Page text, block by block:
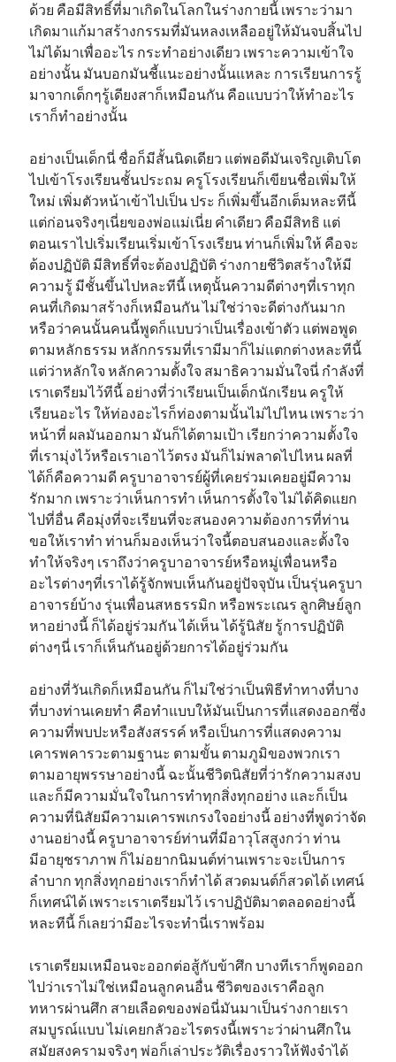
ด้วย คือมีสิทธิ์ที่มาเกิดในโลกในร่างกายนี้ เพราะว่ามา
เกิดมาแก้มาสร้างกรรมที่มันหลงเหลืออยู่ให้มันจบสิ้นไป
ไม่ได้มาเพื่ออะไร กระทำอย่างเดียว เพราะความเข้าใจ
อย่างนั้น มันบอกมันชี้แนะอย่างนั้นแหละ การเรียนการรู้
มาจากเด็กๆรู้เดียงสาก็เหมือนกัน คือแบบว่าให้ทำอะไร
เราก็ทำอย่างนั้น
อย่างเป็นเด็กนี่ ชื่อก็มีสั้นนิดเดียว แต่พอดีมันเจริญเติบโต
ไปเข้าโรงเรียนชั้นประถม ครูโรงเรียนก็เขียนชื่อเพิ่มให้
ใหม่ เพิ่มตัวหน้าเข้าไปเป็น ประ ก็เพิ่มขึ้นอีกเต็มหละทีนี้
แต่ก่อนจริงๆเนี่ยของพ่อแม่เนี่ย คำเดียว คือมีสิทธิ แต่
ตอนเราไปเริ่มเรียนเริ่มเข้าโรงเรียน ท่านก็เพิ่มให้ คือจะ
ต้องปฏิบัติ มีสิทธิ์ที่จะต้องปฏิบัติ ร่างกายชีวิตสร้างให้มี
ความรู้ มีชั้นขึ้นไปหละทีนี้ เหตุนั้นความดีต่างๆที่เราทุก
คนที่เกิดมาสร้างก็เหมือนกัน ไม่ใช่ว่าจะดีต่างกันมาก
หรือว่าคนนั้นคนนี้พูดก็แบบว่าเป็นเรื่องเข้าตัว แต่พอพูด
ตามหลักธรรม หลักกรรมที่เรามีมาก็ไม่แตกต่างหละทีนี้
แต่ว่าหลักใจ หลักความตั้งใจ สมาธิความมั่นใจนี่ กำลังที่
เราเตรียมไว้ทีนี้ อย่างที่ว่าเรียนเป็นเด็กนักเรียน ครูให้
เรียนอะไร ให้ท่องอะไรก็ท่องตามนั้นไม่ไปไหน เพราะว่า
หน้าที่ ผลมันออกมา มันก็ได้ตามเป้า เรียกว่าความตั้งใจ
ที่เรามุ่งไว้หรือเราเอาไว้ตรง มันก็ไม่พลาดไปไหน ผลที่
ได้ก็คือความดี ครูบาอาจารย์ผู้ที่เคยร่วมเคยอยู่มีความ
รักมาก เพราะว่าเห็นการทำ เห็นการตั้งใจ ไม่ได้คิดแยก
ไปที่อื่น คือมุ่งที่จะเรียนที่จะสนองความต้องการที่ท่าน
ขอให้เราทำ ท่านก็มองเห็นว่าใจนี้ตอบสนองและตั้งใจ
ทำให้จริงๆ เราถึงว่าครูบาอาจารย์หรือหมู่เพื่อนหรือ
อะไรต่างๆที่เราได้รู้จักพบเห็นกันอยู่ปัจจุบัน เป็นรุ่นครูบา
อาจารย์บ้าง รุ่นเพื่อนสหธรรมิก หรือพระเณร ลูกศิษย์ลูก
หาอย่างนี้ ก็ได้อยู่ร่วมกัน ได้เห็น ได้รู้นิสัย รู้การปฏิบัติ
ต่างๆนี่ เราก็เห็นกันอยู่ด้วยการได้อยู่ร่วมกัน
อย่างที่วันเกิดก็เหมือนกัน ก็ไม่ใช่ว่าเป็นพิธีทำทางที่บาง
ที่บางท่านเคยทำ คือทำแบบให้มันเป็นการที่แสดงออกซึ่ง
ความที่พบปะหรือสังสรรค์ หรือเป็นการที่แสดงความ
เคารพคารวะตามฐานะ ตามขั้น ตามภูมิของพวกเรา
ตามอายุพรรษาอย่างนี้ ฉะนั้นชีวิตนิสัยที่ว่ารักความสงบ
และก็มีความมั่นใจในการทำทุกสิ่งทุกอย่าง และก็เป็น
ความที่นิสัยมีความเคารพเกรงใจอย่างนี้ อย่างที่พูดว่าจัด
งานอย่างนี้ ครูบาอาจารย์ท่านที่มีอาวุโสสูงกว่า ท่าน
มีอายุชราภาพ ก็ไม่อยากนิมนต์ท่านเพราะจะเป็นการ
ลำบาก ทุกสิ่งทุกอย่างเราก็ทำได้ สวดมนต์ก็สวดได้ เทศน์
ก็เทศน์ได้ เพราะเราเตรียมไว้ เราปฏิบัติมาตลอดอย่างนี้
หละทีนี้ ก็เลยว่ามีอะไรจะทำนี่เราพร้อม
เราเตรียมเหมือนจะออกต่อสู้กับข้าศึก บางทีเราก็พูดออก
ไปว่าเราไม่ใช่เหมือนลูกคนอื่น ชีวิตของเราคือลูก
ทหารผ่านศึก สายเลือดของพ่อนี่มันมาเป็นร่างกายเรา
สมบูรณ์แบบ ไม่เคยกลัวอะไรตรงนี้เพราะว่าผ่านศึกใน
สมัยสงครามจริงๆ พ่อก็เล่าประวัติเรื่องราวให้ฟังจำได้